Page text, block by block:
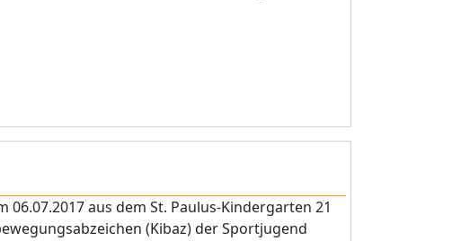
aus dem St. Paulus-Kindergarten 21
(Kibaz) der Sportjugend